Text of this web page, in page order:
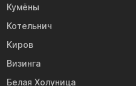
Кумёны
Котельнич
Киров
Визинга
Белая Холуница